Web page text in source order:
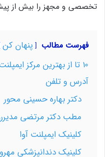
تخصصی و مجهز را بیش از
فهرست مطالب
پنهان کن
10 تا از بهترین مرکز
آدرس و تلفن
دکتر بهاره حسینی محور
مطب دکتر مرتضی
کلینیک ایمپلنت آوا
کلینیک دندانپزشکی